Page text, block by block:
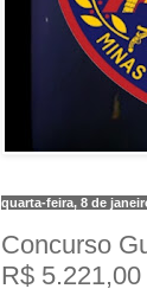
quarta-feira, 8 de
Concurso
R$